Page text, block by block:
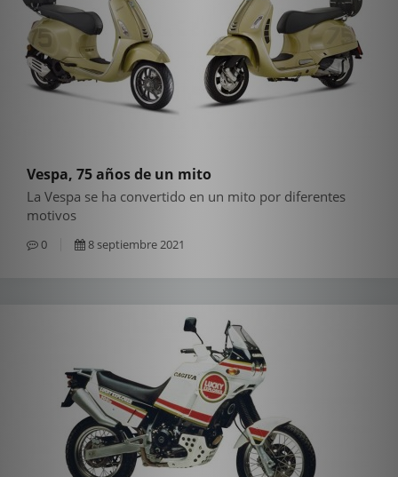
Vespa, 75 años de un mito
La Vespa se ha convertido en un mito por diferentes
motivos
0 8 septiembre 2021